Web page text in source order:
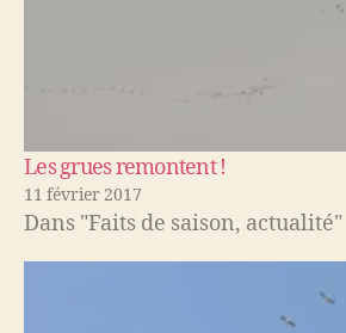
Les grues remontent !
11 février 2017
Dans "Faits de saison, actualité"